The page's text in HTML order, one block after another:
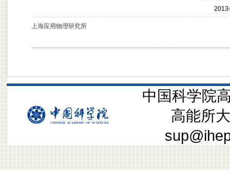
上海应用物理研究所
中国科学院
高能所